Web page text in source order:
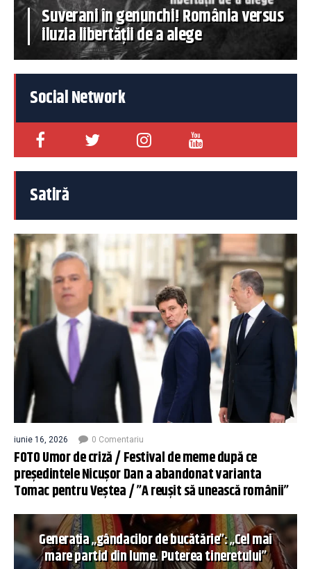
Suverani în genunchi! România versus
iluzia libertății de a alege
Social Network
Satiră
iunie 16, 2026 0 Comentariu
FOTO Umor de criză / Festival de meme după ce
președintele Nicușor Dan a abandonat varianta
Tomac pentru Veștea / ”A reușit să unească românii”
Generația „gândacilor de bucătărie”: „Cel mai
mare partid din lume. Puterea tineretului”